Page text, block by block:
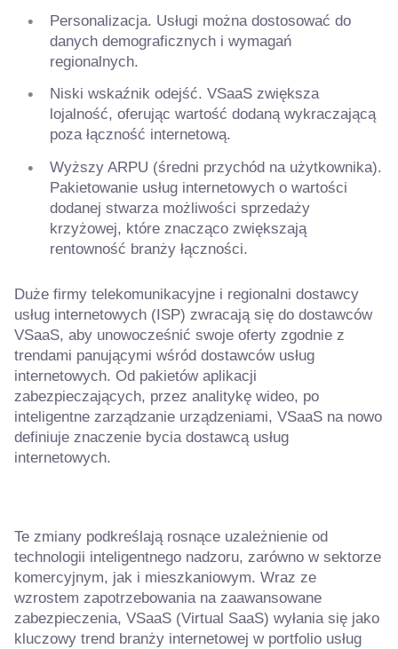
Personalizacja. Usługi można dostosować do
danych demograficznych i wymagań
regionalnych.
Niski wskaźnik odejść. VSaaS zwiększa
lojalność, oferując wartość dodaną wykraczającą
poza łączność internetową.
Wyższy ARPU (średni przychód na użytkownika).
Pakietowanie usług internetowych o wartości
dodanej stwarza możliwości sprzedaży
krzyżowej, które znacząco zwiększają
rentowność branży łączności.
Duże firmy telekomunikacyjne i regionalni dostawcy
usług internetowych (ISP) zwracają się do dostawców
VSaaS, aby unowocześnić swoje oferty zgodnie z
trendami panującymi wśród dostawców usług
internetowych. Od pakietów aplikacji
zabezpieczających, przez analitykę wideo, po
inteligentne zarządzanie urządzeniami, VSaaS na nowo
definiuje znaczenie bycia dostawcą usług
internetowych.
Te zmiany podkreślają rosnące uzależnienie od
technologii inteligentnego nadzoru, zarówno w sektorze
komercyjnym, jak i mieszkaniowym. Wraz ze
wzrostem zapotrzebowania na zaawansowane
zabezpieczenia, VSaaS (Virtual SaaS) wyłania się jako
kluczowy trend branży internetowej w portfolio usług